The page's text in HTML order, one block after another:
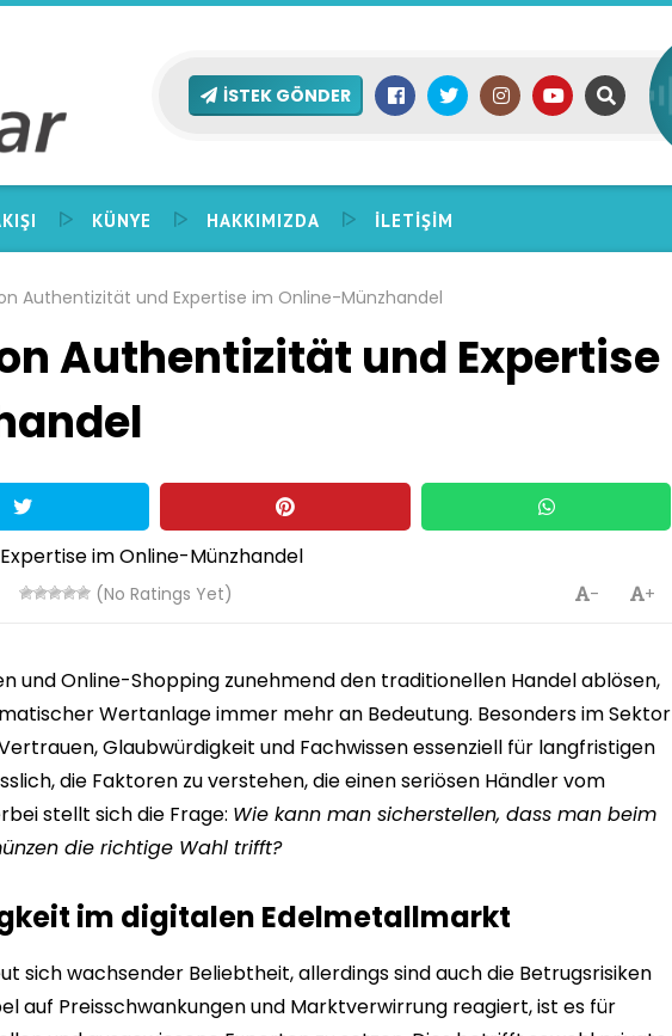
İSTEK GÖNDER
KÜNYE HAKKIMIZDA İLETIŞIM
Authentizität und Expertise im Online-Münzhandel
Authentizität und Expertise
(No Ratings Yet) +
-
und Online-Shopping zunehmend den traditionellen Handel ablösen,
Wertanlage immer mehr an Bedeutung. Besonders im Sektor
Glaubwürdigkeit und Fachwissen essenziell für langfristigen
die Faktoren zu verstehen, die einen seriösen Händler vom
stellt sich die Frage: Wie kann man sicherstellen, dass man beim
die richtige Wahl trifft?
im digitalen Edelmetallmarkt
sich wachsender Beliebtheit, allerdings sind auch die Betrugsrisiken
auf Preisschwankungen und Marktverwirrung reagiert, ist es für